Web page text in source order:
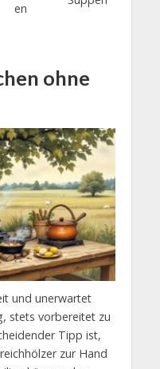
en
ohne
und unerwartet
stets vorbereitet zu
Tipp ist,
zur Hand